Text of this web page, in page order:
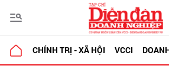
CHÍNH TRỊ - XÃ HỘI VCCI